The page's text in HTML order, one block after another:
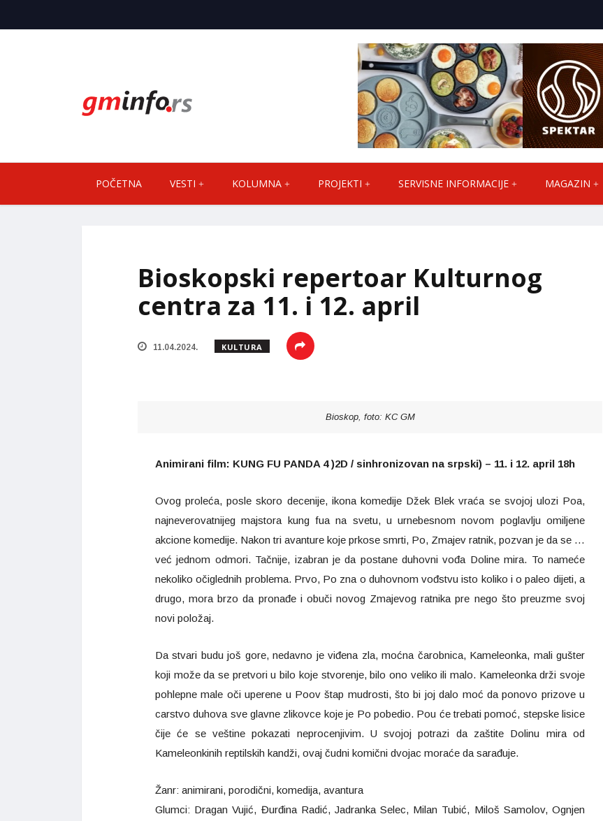
POČETNA VESTI KOLUMNA PROJEKTI SERVISNE INFORMACIJE MAGAZIN
Bioskopski repertoar Kulturnog
centra za 11. i 12. april
11.04.2024. KULTURA
Bioskop, foto: KC GM
Animirani film: KUNG FU PANDA 4 )2D / sinhronizovan na srpski) – 11. i 12. april 18h
Ovog proleća, posle skoro decenije, ikona komedije Džek Blek vraća se svojoj ulozi Poa,
najneverovatnijeg majstora kung fua na svetu, u urnebesnom novom poglavlju omiljene
akcione komedije. Nakon tri avanture koje prkose smrti, Po, Zmajev ratnik, pozvan je da se …
već jednom odmori. Tačnije, izabran je da postane duhovni vođa Doline mira. To nameće
nekoliko očiglednih problema. Prvo, Po zna o duhovnom vođstvu isto koliko i o paleo dijeti, a
drugo, mora brzo da pronađe i obuči novog Zmajevog ratnika pre nego što preuzme svoj
novi položaj.
Da stvari budu još gore, nedavno je viđena zla, moćna čarobnica, Kameleonka, mali gušter
koji može da se pretvori u bilo koje stvorenje, bilo ono veliko ili malo. Kameleonka drži svoje
pohlepne male oči uperene u Poov štap mudrosti, što bi joj dalo moć da ponovo prizove u
carstvo duhova sve glavne zlikovce koje je Po pobedio. Pou će trebati pomoć, stepske lisice
čije će se veštine pokazati neprocenjivim. U svojoj potrazi da zaštite Dolinu mira od
Kameleonkinih reptilskih kandži, ovaj čudni komični dvojac moraće da sarađuje.
Žanr: animirani, porodični, komedija, avantura
Glumci: Dragan Vujić, Đurđina Radić, Jadranka Selec, Milan Tubić, Miloš Samolov, Ognjen